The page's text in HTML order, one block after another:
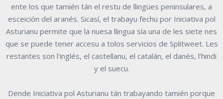
ente los que tamién tán el restu de llingües peninsulares, a
esceición del aranés. Sicasí, el trabayu fechu por Iniciativa pol
Asturianu permite que la nuesa llingua sía una de les siete nes
que se puede tener accesu a tolos servicios de Splitweet. Les
restantes son l’inglés, el castellanu, el catalán, el danés, l’hindi
y el suecu.
Dende Iniciativa pol Asturianu tán trabayando tamién porque